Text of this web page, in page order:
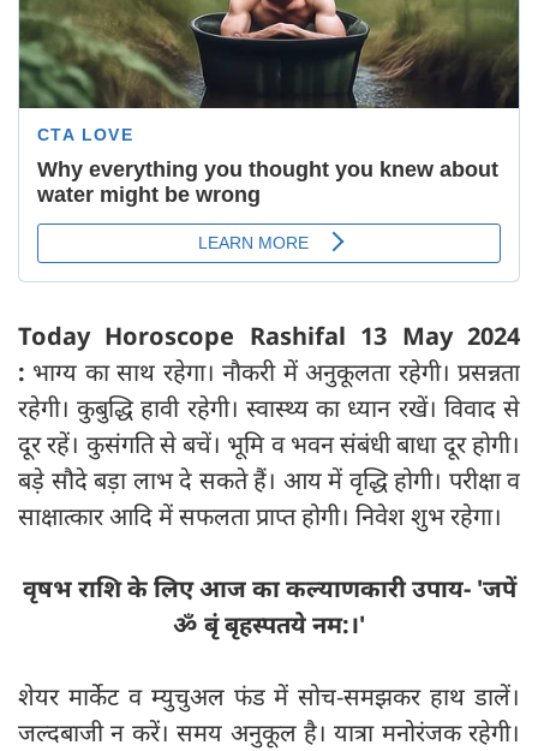
Today Horoscope Rashifal 13 May 2024
: भाग्य का साथ रहेगा। नौकरी में अनुकूलता रहेगी। प्रसन्नता
रहेगी। कुबुद्धि हावी रहेगी। स्वास्थ्य का ध्यान रखें। विवाद से
दूर रहें। कुसंगति से बचें। भूमि व भवन संबंधी बाधा दूर होगी।
बड़े सौदे बड़ा लाभ दे सकते हैं। आय में वृद्धि होगी। परीक्षा व
साक्षात्कार आदि में सफलता प्राप्त होगी। निवेश शुभ रहेगा।
वृषभ राशि के लिए आज का कल्याणकारी उपाय- 'जपें
ॐ बृं बृहस्पतये नम:।'
शेयर मार्केट व म्युचुअल फंड में सोच-समझकर हाथ डालें।
जल्दबाजी न करें। समय अनुकूल है। यात्रा मनोरंजक रहेगी।